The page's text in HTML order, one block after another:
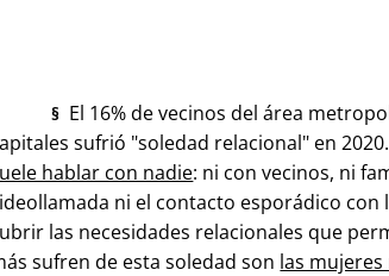
§ El 16% de vecinos del área
sufrió "soledad relacional" en
hablar con nadie: ni con vecinos, ni
ni el contacto esporádico
las necesidades relacionales que
sufren de esta soledad son las mujeres